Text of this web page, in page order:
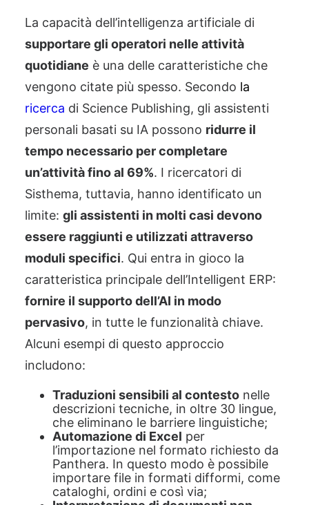
La capacità dell’intelligenza artificiale di
supportare gli operatori nelle attività
quotidiane è una delle caratteristiche che
vengono citate più spesso. Secondo la
ricerca di Science Publishing, gli assistenti
personali basati su IA possono ridurre il
tempo necessario per completare
un’attività fino al 69%. I ricercatori di
Sisthema, tuttavia, hanno identificato un
limite: gli assistenti in molti casi devono
essere raggiunti e utilizzati attraverso
moduli specifici. Qui entra in gioco la
caratteristica principale dell’Intelligent ERP:
fornire il supporto dell’AI in modo
pervasivo, in tutte le funzionalità chiave.
Alcuni esempi di questo approccio
includono:
Traduzioni sensibili al contesto nelle
descrizioni tecniche, in oltre 30 lingue,
che eliminano le barriere linguistiche;
Automazione di Excel per
l’importazione nel formato richiesto da
Panthera. In questo modo è possibile
importare file in formati difformi, come
cataloghi, ordini e così via;